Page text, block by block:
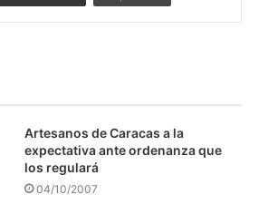
Artesanos de Caracas a la
expectativa ante ordenanza que
los regulará
04/10/2007